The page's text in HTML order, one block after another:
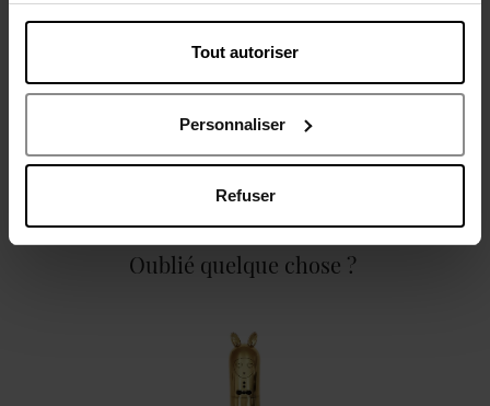
Tout autoriser
Personnaliser
Refuser
Caractéristiques
Avis client Politique relative aux avis des clients
Oublié quelque chose ?